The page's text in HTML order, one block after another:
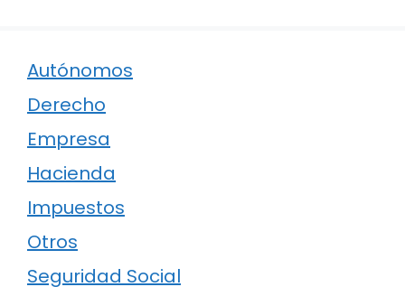
Autónomos
Derecho
Empresa
Hacienda
Impuestos
Otros
Seguridad Social